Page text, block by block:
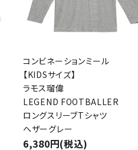
コンビネーションミール
【KIDSサイズ】
ラモス瑠偉
LEGEND FOOTBALLER
ロングスリーブTシャツ
ヘザーグレー
6,380円(税込)